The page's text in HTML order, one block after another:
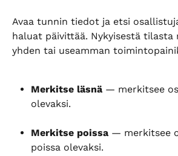
Avaa tunnin tiedot ja etsi
haluat päivittää. Nykyisestä tilasta
yhden tai useamman
Merkitse läsnä — merkitsee
olevaksi.
Merkitse poissa — merkitsee
poissa olevaksi.